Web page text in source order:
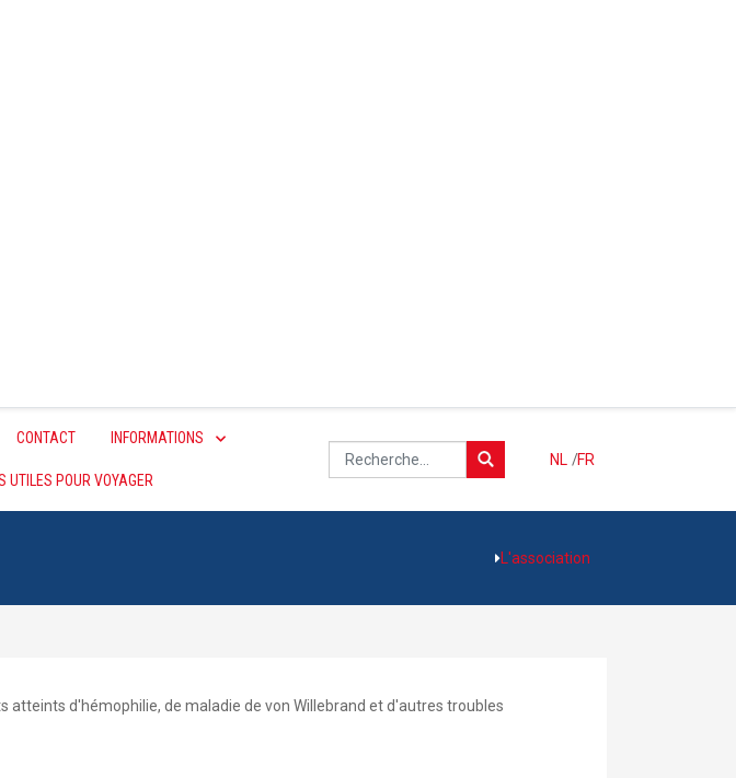
CONTACT INFORMATIONS
UTILES POUR VOYAGER
NL FR
/
L'association
d'hémophilie, de maladie de von Willebrand et d'autres troubles